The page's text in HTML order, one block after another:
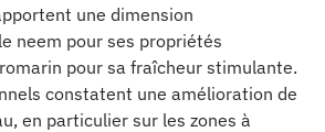
une dimension
neem pour ses propriétés
pour sa fraîcheur stimulante.
constatent une amélioration de
en particulier sur les zones à